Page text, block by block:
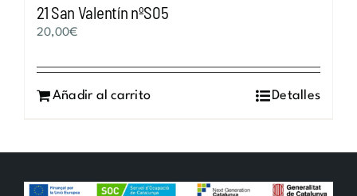
21 San Valentín nºS05
20,00€
Añadir al carrito Detalles